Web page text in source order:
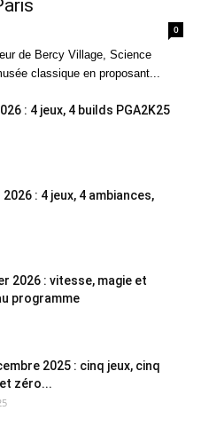
0
de Bercy Village, Science
classique en proposant...
: 4 jeux, 4 builds PGA2K25
2026 : 4 jeux, 4 ambiances,
2026 : vitesse, magie et
programme
2025 : cinq jeux, cinq
zéro...